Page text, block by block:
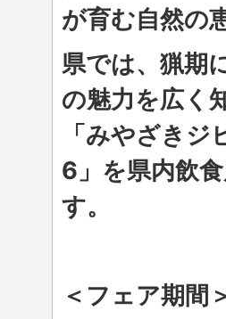
が育む自然の
県では、猟期
の魅力を広く
「みやざき
6」を県内飲
す。
＜フェア期間